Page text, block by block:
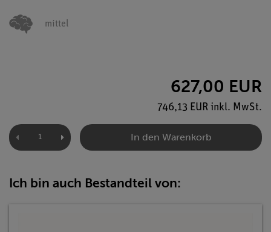
mittel
627,00 EUR
746,13 EUR inkl. MwSt.
In den Warenkorb
Ich bin auch Bestandteil von: